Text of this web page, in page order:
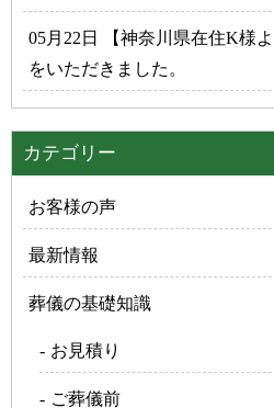
05月22日 【神奈川県在住K様
をいただきました。
カテゴリー
お客様の声
最新情報
葬儀の基礎知識
お見積り
ご葬儀前